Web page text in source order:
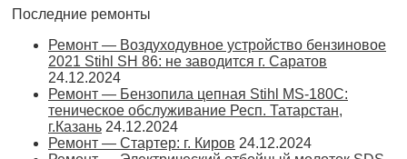
Последние ремонты
Ремонт — Воздуходувное устройство бензиновое
2021 Stihl SH 86: не заводится г. Саратов
24.12.2024
Ремонт — Бензопила цепная Stihl MS-180С:
теническое обслуживание Респ. Татарстан,
г.Казань 24.12.2024
Ремонт — Стартер: г. Киров 24.12.2024